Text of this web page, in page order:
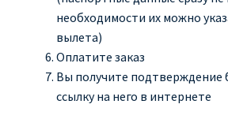
необходимости их можно
вылета)
Оплатите заказ
Вы получите подтверждение
ссылку на него в интернете